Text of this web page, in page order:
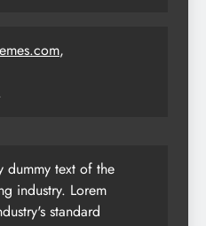
,
dummy text of the
industry. Lorem
standard